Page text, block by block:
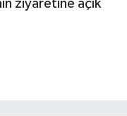
ziyaretine açık